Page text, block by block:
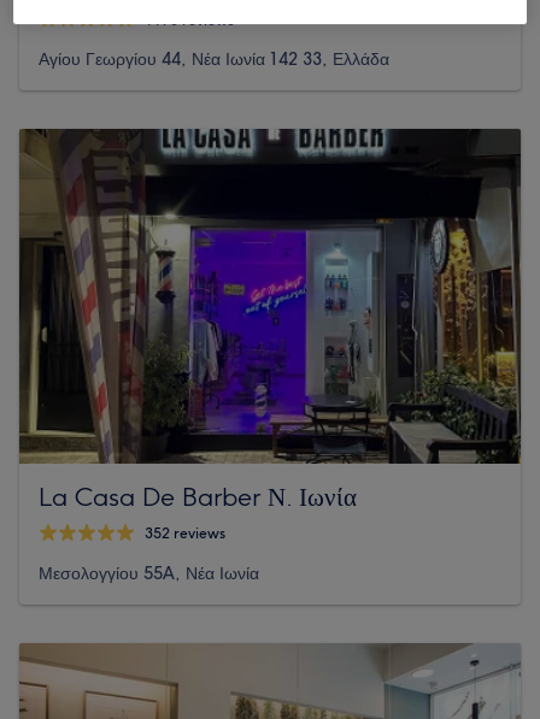
Αγίου Γεωργίου 44, Νέα Ιωνία 142 33, Ελλάδα
La Casa De Barber Ν. Ιωνία
352 reviews
Μεσολογγίου 55A, Νέα Ιωνία